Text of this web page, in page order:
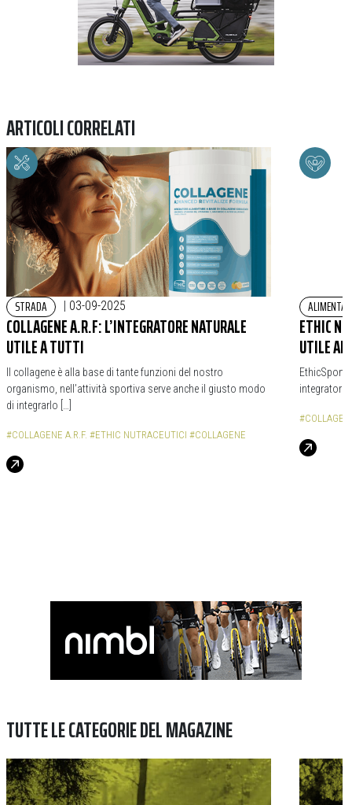
ARTICOLI CORRELATI
STRADA | 03-09-2025
COLLAGENE A.R.F: L’INTEGRATORE NATURALE
UTILE A TUTTI
Il collagene è alla base di tante funzioni del nostro
organismo, nell’attività sportiva serve anche il giusto modo
di integrarlo […]
#COLLAGENE A.R.F. #ETHIC NUTRACEUTICI #COLLAGENE
ETHIC
UTILE
EthicSport
integratore
TUTTE LE CATEGORIE DEL MAGAZINE